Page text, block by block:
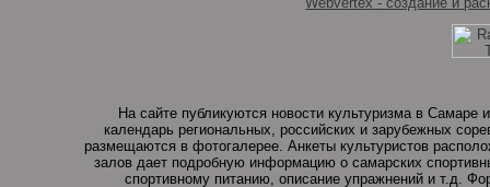
календарь региональных, российских и зарубежных
размещаются в фотогалерее. Анкеты культуристов
залов дает подробную информацию о самарских
спортивному питанию, описание упражнений и т.д.